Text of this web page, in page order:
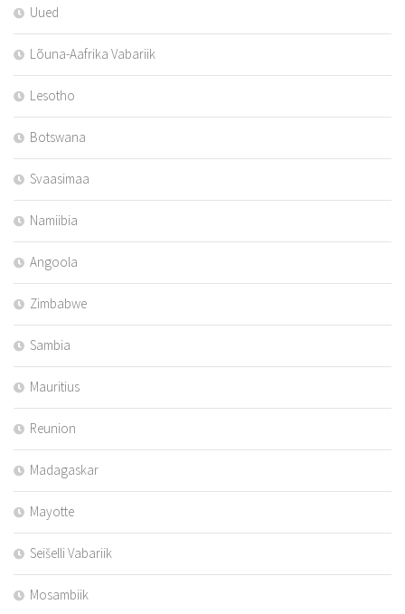
Uued
Lõuna-Aafrika Vabariik
Lesotho
Botswana
Svaasimaa
Namiibia
Angoola
Zimbabwe
Sambia
Mauritius
Reunion
Madagaskar
Mayotte
Seišelli Vabariik
Mosambiik